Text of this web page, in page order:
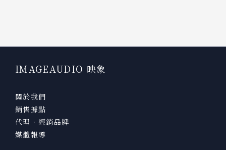
IMAGEAUDIO 映象
關於我們
銷售據點
代理．經銷品牌
媒體報導